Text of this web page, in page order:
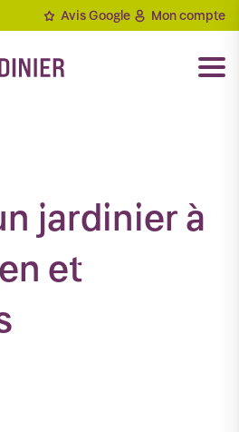
Avis Google Mon compte
jardinier à
et